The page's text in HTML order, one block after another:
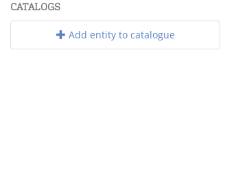
CATALOGS
Add entity to catalogue